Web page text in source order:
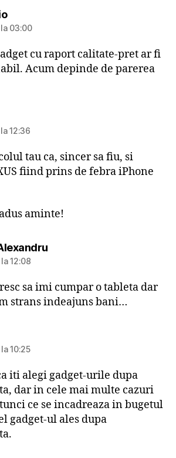
spune:
03:00
cu raport calitate-pret ar fi
Acum depinde de parerea
12:36
tau ca, sincer sa fiu, si
fiind prins de febra iPhone
aminte!
spune:
12:08
sa imi cumpar o tableta dar
strans indeajuns bani…
10:25
iti alegi gadget-urile dupa
dar in cele mai multe cazuri
ce se incadreaza in bugetul
gadget-ul ales dupa